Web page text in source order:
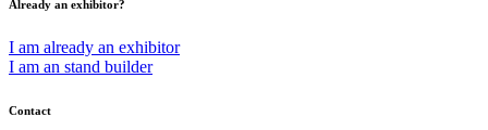
Already an exhibitor?
I am already an exhibitor
I am an stand builder
Contact